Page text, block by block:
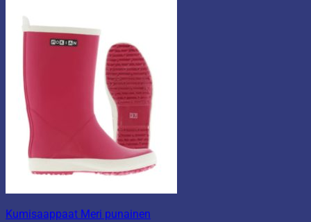
Kumisaappaat Meri punainen